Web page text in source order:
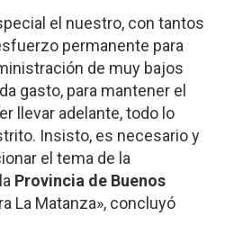
el nuestro, con tantos
permanente para
de muy bajos
gasto, para mantener el
llevar adelante, todo lo
Insisto, es necesario y
el tema de la
Provincia de Buenos
La Matanza», concluyó